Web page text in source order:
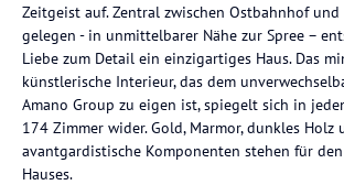
Zeitgeist auf. Zentral zwischen Ostbahnhof und
gelegen - in unmittelbarer Nähe zur Spree –
Liebe zum Detail ein einzigartiges Haus. Das
künstlerische Interieur, das dem
Amano Group zu eigen ist, spiegelt sich in
174 Zimmer wider. Gold, Marmor, dunkles
avantgardistische Komponenten stehen für
Hauses.